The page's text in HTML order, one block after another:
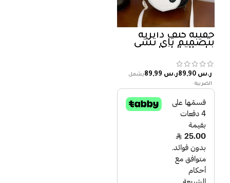
حقيبة كتف دائرية
بتصميم تاي تشي
على الطراز الصيني،
حقيبة يد أنيقة
بسحاب للنساء
ر.س ر.س